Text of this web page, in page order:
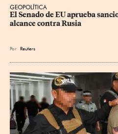
GEOPOLÍTICA
El Senado de EU aprueba
alcance contra Rusia
Por Reuters